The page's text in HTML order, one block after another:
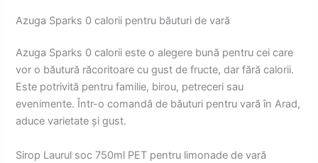
Azuga Sparks 0 calorii pentru băuturi de vară
Azuga Sparks 0 calorii este o alegere bună pentru cei care
vor o băutură răcoritoare cu gust de fructe, dar fără calorii.
Este potrivită pentru familie, birou, petreceri sau
evenimente. Într-o comandă de băuturi pentru vară în Arad,
aduce varietate și gust.
Sirop Laurul soc 750ml PET pentru limonade de vară